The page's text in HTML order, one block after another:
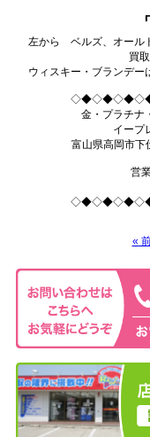
左から ベルズ、オール
買
ウィスキー・ブランデー
金・プラチナ
イープ
富山県高岡市
営
«